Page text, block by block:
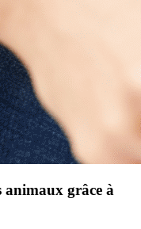
animaux grâce à